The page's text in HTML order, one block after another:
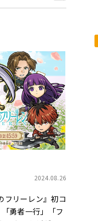
2024.08.26
フリーレン』初コ
勇者一行」「フ